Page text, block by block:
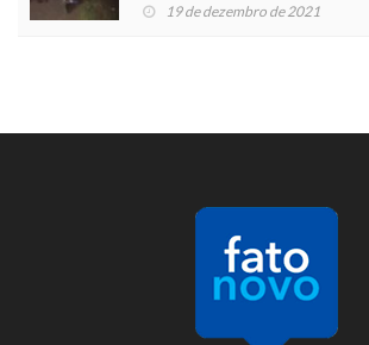
19 de dezembro de 2021